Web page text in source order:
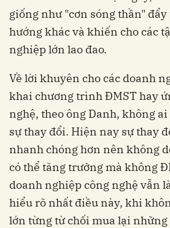
giống như "cơn sóng thần"
hướng khác và khiến cho các
nghiệp lớn lao đao.
Về lời khuyên cho các doanh
khai chương trình ĐMST hay
nghệ, theo ông Danh, không
sự thay đổi. Hiện nay sự thay
nhanh chóng hơn nên không
có thể tăng trưởng mà không
doanh nghiệp công nghệ vẫn
hiểu rõ nhất điều này, khi
lớn từng từ chối mua lại